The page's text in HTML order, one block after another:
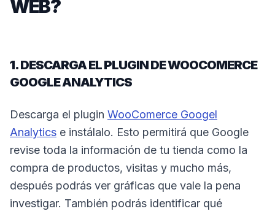
WEB?
1. DESCARGA EL PLUGIN DE WOOCOMERCE
GOOGLE ANALYTICS
Descarga el plugin WooComerce Googel
Analytics e instálalo. Esto permitirá que Google
revise toda la información de tu tienda como la
compra de productos, visitas y mucho más,
después podrás ver gráficas que vale la pena
investigar. También podrás identificar qué